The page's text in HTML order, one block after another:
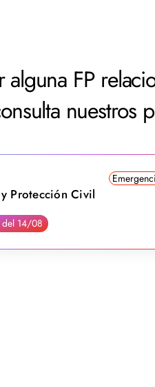
alguna FP
nuestros
Protección Civil
del 14/08